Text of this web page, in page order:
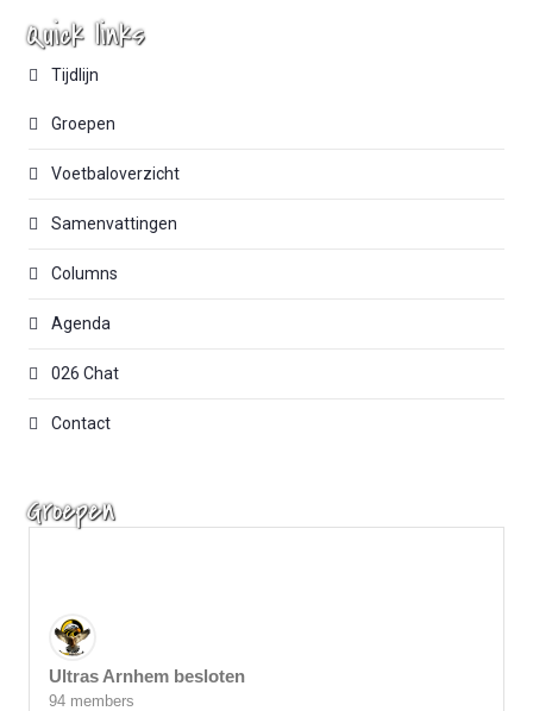
Quick links
Tijdlijn
Groepen
Voetbaloverzicht
Samenvattingen
Columns
Agenda
026 Chat
Contact
Groepen
Ultras Arnhem besloten
94 members